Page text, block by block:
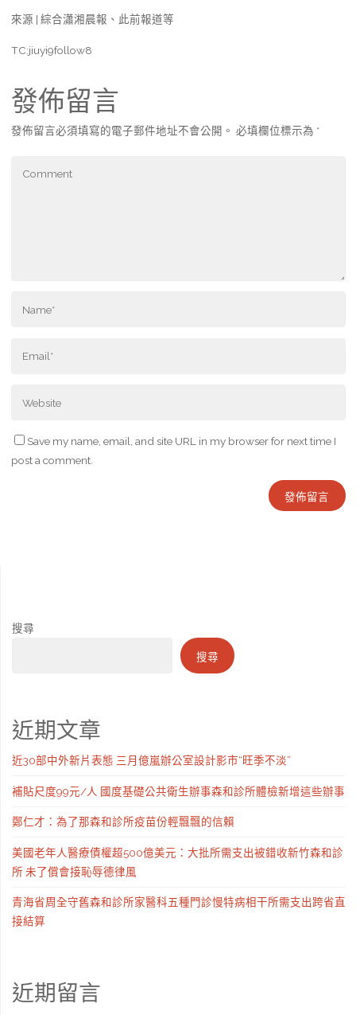
來源 | 綜合瀟湘晨報、此前報道等
TC:jiuyi9follow8
發佈留言
發佈留言必須填寫的電子郵件地址不會公開。 必填欄位標示為 *
Save my name, email, and site URL in my browser for next time I
post a comment.
搜尋
搜尋
近期文章
近30部中外新片表態 三月億嵐辦公室設計影市“旺季不淡”
補貼尺度99元/人 國度基礎公共衛生辦事森和診所體檢新增這些辦事
鄭仁才：為了那森和診所疫苗份輕飄飄的信賴
美國老年人醫療債權超500億美元：大批所需支出被錯收新竹森和診
所 未了償會接恥辱德律風
青海省周全守舊森和診所家醫科五種門診慢特病相干所需支出跨省直
接結算
近期留言